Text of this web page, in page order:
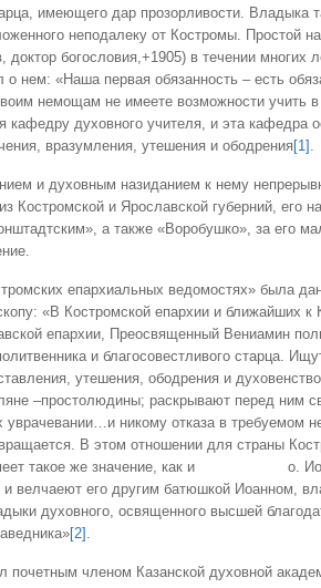
имеющего дар прозорливости. Владыка
неподалеку от Костромы. Простой
доктор богословия,+1905) в течении
о нем: «Наша первая обязанность – есть
немощам не имеете возможности учить
кафедру духовного учителя, и эта
вразумления, утешения и ободрения [1] .
и духовным назиданием к нему
Костромской и Ярославской губерний, его
а также «Воробушко», за его
епархиальных ведомостях» была
«В Костромской епархии и ближайших к
епархии, Преосвященный Вениамин
и благосовестливого старца.
утешения, ободрения и
–простолюдины; раскрывают перед ним
никому отказа в требуемом
В этом отношении для страны
такое же значение, как и о. Иоанн
велчаеют его другим батюшкой Иоанном,
духовного, освященного высшей
[2] .
почетным членом Казанской духовной